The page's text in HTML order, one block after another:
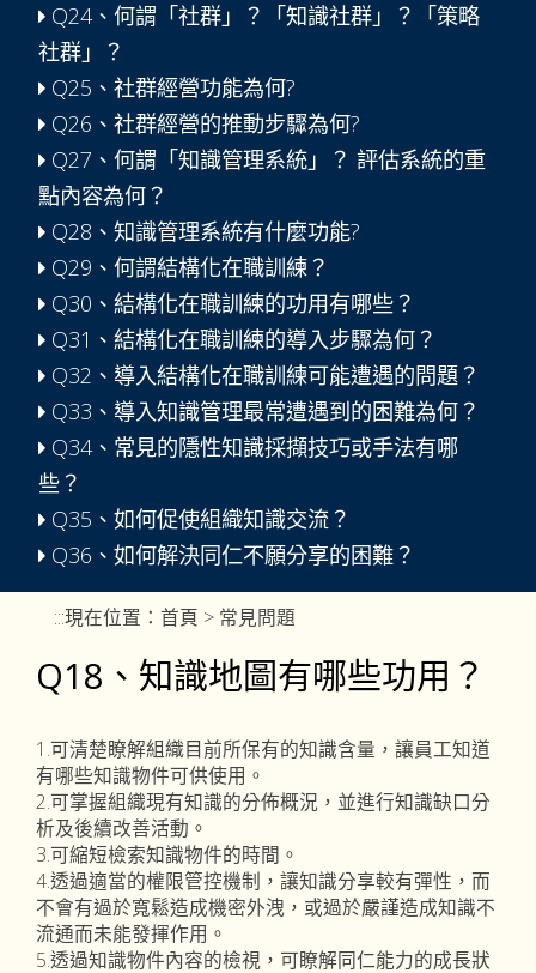
Q24、何謂「社群」？「知識社群」？「策略
社群」？
Q25、社群經營功能為何?
Q26、社群經營的推動步驟為何?
Q27、何謂「知識管理系統」？ 評估系統的重
點內容為何？
Q28、知識管理系統有什麼功能?
Q29、何謂結構化在職訓練？
Q30、結構化在職訓練的功用有哪些？
Q31、結構化在職訓練的導入步驟為何？
Q32、導入結構化在職訓練可能遭遇的問題？
Q33、導入知識管理最常遭遇到的困難為何？
Q34、常見的隱性知識採擷技巧或手法有哪
些？
Q35、如何促使組織知識交流？
Q36、如何解決同仁不願分享的困難？
:::現在位置： 首頁 > 常見問題
Q18、知識地圖有哪些功用？
1.可清楚瞭解組織目前所保有的知識含量，讓員工知道
有哪些知識物件可供使用。
2.可掌握組織現有知識的分佈概況，並進行知識缺口分
析及後續改善活動。
3.可縮短檢索知識物件的時間。
4.透過適當的權限管控機制，讓知識分享較有彈性，而
不會有過於寬鬆造成機密外洩，或過於嚴謹造成知識不
流通而未能發揮作用。
5.透過知識物件內容的檢視，可瞭解同仁能力的成長狀